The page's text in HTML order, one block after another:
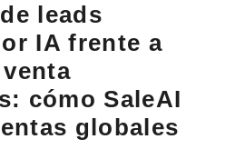
leads
IA frente a
cómo SaleAI
globales